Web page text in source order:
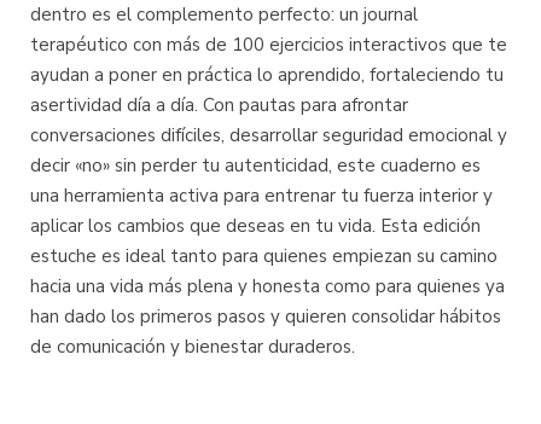
dentro es el complemento perfecto: un journal
terapéutico con más de 100 ejercicios interactivos que te
ayudan a poner en práctica lo aprendido, fortaleciendo tu
asertividad día a día. Con pautas para afrontar
conversaciones difíciles, desarrollar seguridad emocional y
decir «no» sin perder tu autenticidad, este cuaderno es
una herramienta activa para entrenar tu fuerza interior y
aplicar los cambios que deseas en tu vida. Esta edición
estuche es ideal tanto para quienes empiezan su camino
hacia una vida más plena y honesta como para quienes ya
han dado los primeros pasos y quieren consolidar hábitos
de comunicación y bienestar duraderos.